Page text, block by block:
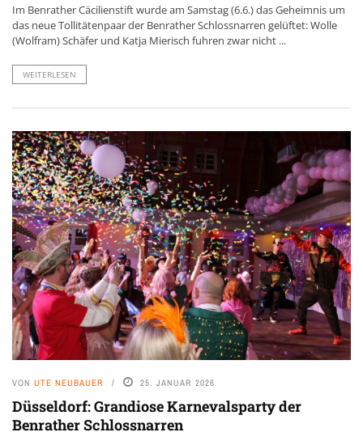
Im Benrather Cäcilienstift wurde am Samstag (6.6.) das Geheimnis um
das neue Tollitätenpaar der Benrather Schlossnarren gelüftet: Wolle
(Wolfram) Schäfer und Katja Mierisch fuhren zwar nicht ...
WEITERLESEN
VON UTE NEUBAUER 25. JANUAR 2026
Düsseldorf: Grandiose Karnevalsparty der
Benrather Schlossnarren